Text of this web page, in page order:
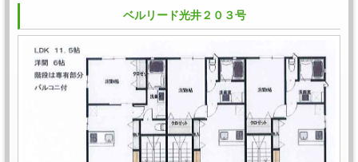
ベルリード光井２０３号